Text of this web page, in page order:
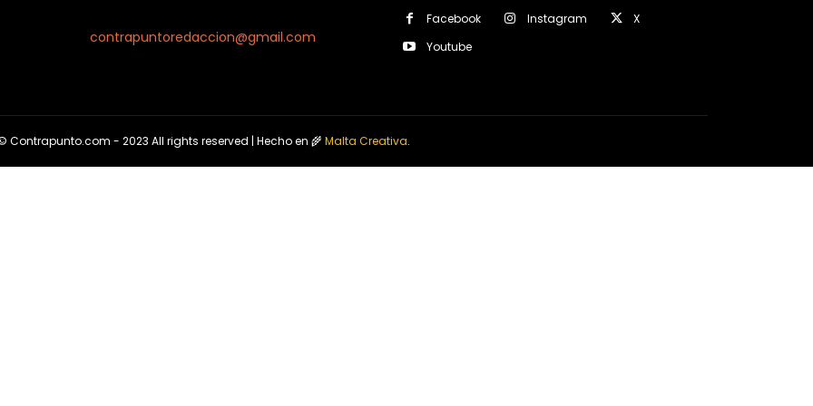
contrapuntoredaccion@gmail.com
Facebook Instagram
X
Youtube
Contrapunto.com - 2023 All rights reserved | Hecho en 🌾Malta Creativa.